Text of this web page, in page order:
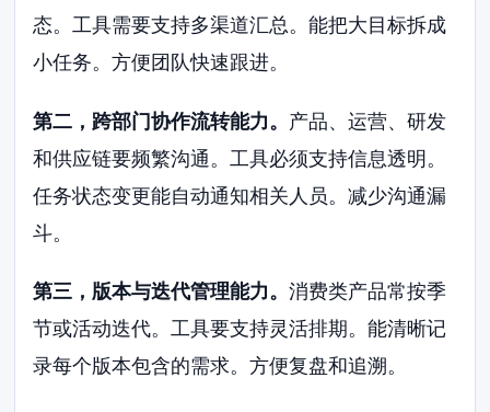
态。工具需要支持多渠道汇总。能把大目标拆成
小任务。方便团队快速跟进。
第二，跨部门协作流转能力。 产品、运营、研发
和供应链要频繁沟通。工具必须支持信息透明。
任务状态变更能自动通知相关人员。减少沟通漏
斗。
第三，版本与迭代管理能力。消费类产品常按季
节或活动迭代。工具要支持灵活排期。能清晰记
录每个版本包含的需求。方便复盘和追溯。